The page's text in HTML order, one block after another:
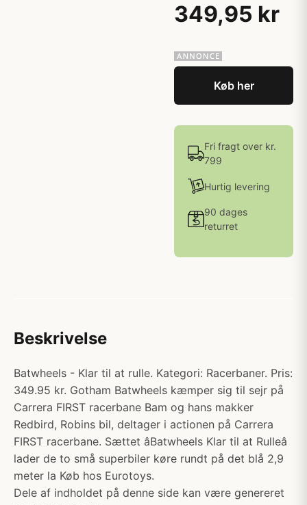
349,95 kr
Køb her
Fri fragt over kr.
799
Hurtig levering
90 dages
returret
Beskrivelse
Batwheels - Klar til at rulle. Kategori: Racerbaner. Pris:
349.95 kr. Gotham Batwheels kæmper sig til sejr på
Carrera FIRST racerbane Bam og hans makker
Redbird, Robins bil, deltager i actionen på Carrera
FIRST racerbane. Sættet âBatwheels Klar til at Rulleâ
lader de to små superbiler køre rundt på det blå 2,9
meter la Køb hos Eurotoys.
Dele af indholdet på denne side kan være genereret